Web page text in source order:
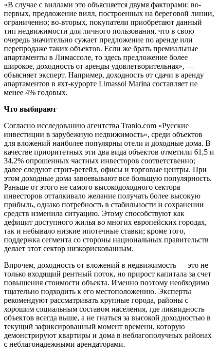
«В случае с виллами это объясняется двумя факторами: во-
первых, предложение вилл, построенных на береговой линии,
ограниченно; во-вторых, покупатели приобретают данный
тип недвижимости для личного пользования, что в свою
очередь значительно сужает предложение по аренде или
перепродаже таких объектов. Если же брать премиальные
апартаменты в Лимассоле, то здесь предложение более
широкое, доходность от аренды удовлетворительная», —
объясняет эксперт. Например, доходность от сдачи в аренду
апартаментов в яхт-курорте Limassol Marina составляет не
менее 4% годовых.
Что выбирают
Согласно исследованию агентства Tranio.com «Русские
инвестиции в зарубежную недвижимость», среди объектов
для вложений наиболее популярны отели и доходные дома. В
качестве приоритетных эти два вида объектов отметили 61,5 и
34,2% опрошенных частных инвесторов соответственно;
далее следуют стрит-ретейл, офисы и торговые центры. При
этом доходные дома завоевывают все большую популярность.
Раньше от этого не самого высокодоходного сектора
инвесторов отталкивало желание получать более высокую
прибыль, однако потребность в стабильности и сохранении
средств изменила ситуацию. Этому способствуют как
дефицит доступного жилья во многих европейских городах,
так и небывало низкие ипотечные ставки; кроме того,
поддержка сегмента со стороны национальных правительств
делает этот сектор низкорискованным.
Впрочем, доходность от вложений в недвижимость — это не
только входящий рентный поток, но прирост капитала за счет
повышения стоимости объекта. Именно поэтому необходимо
тщательно подходить к его местоположению. Эксперты
рекомендуют рассматривать крупные города, районы с
хорошим социальным составом населения, где ликвидность
объектов всегда выше, а не гнаться за высокой доходностью в
текущий зафиксированный момент времени, которую
демонстрируют квартиры и дома в неблагополучных районах
с неблагонадежными арендаторами.